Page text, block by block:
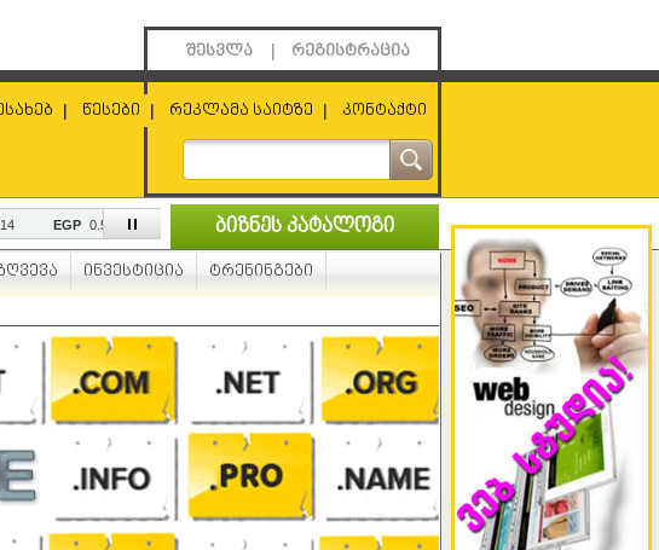
შესვლა რეგისტრაცია
| წესები | რეკლამა საიტზე | კონტაქტი
ბიზნეს კატალოგი
ინვესტიცია
ტრენინგები